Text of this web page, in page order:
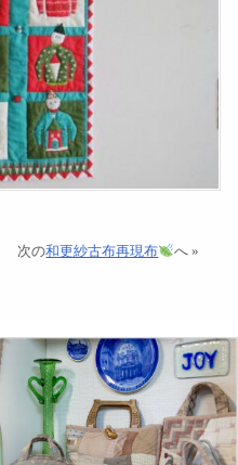
次の和更紗古布再現布 へ »